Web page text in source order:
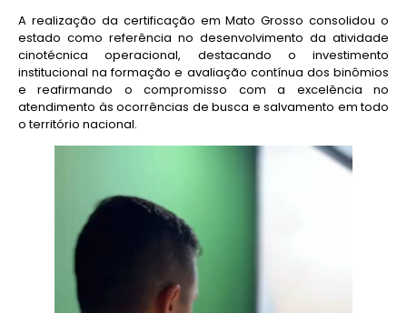
A realização da certificação em Mato Grosso consolidou o
estado como referência no desenvolvimento da atividade
cinotécnica operacional, destacando o investimento
institucional na formação e avaliação contínua dos binômios
e reafirmando o compromisso com a excelência no
atendimento às ocorrências de busca e salvamento em todo
o território nacional.